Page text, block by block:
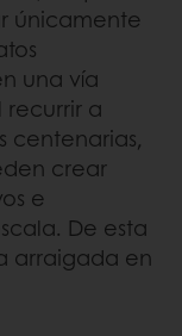
únicamente
una vía
a
centenarias,
crear
e
De esta
arraigada en